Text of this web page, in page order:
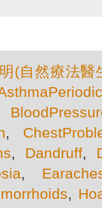
(自然療法醫
,
, Dandruff,
,
,